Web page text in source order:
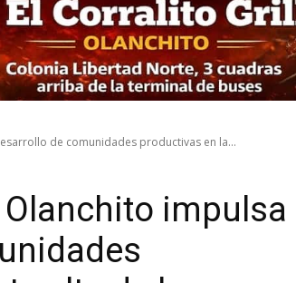
de comunidades productivas en la...
impulsa